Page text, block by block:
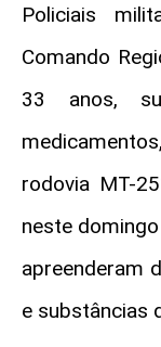
Policiais
Comando
33 anos,
rodovia MT-
neste
apreenderam
e substâncias